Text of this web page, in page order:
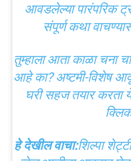
आवडलेल्या पारंपरिक
संपूर्ण कथा
तुम्हाला आता काळा चना
आहे का? अष्टमी-विशेष
घरी सहज तयार करता
हे देखील वाचा:शिल्पा